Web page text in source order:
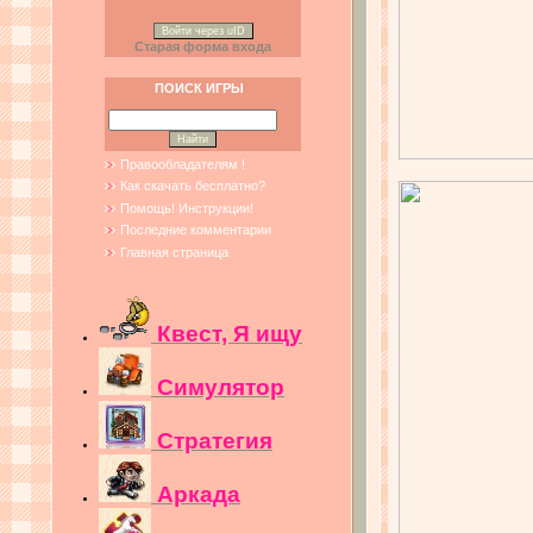
Войти через uID
Старая форма входа
ПОИСК ИГРЫ
Правообладателям !
Как скачать бесплатно?
Помощь! Инструкции!
Последние комментарии
Главная страница
Квест, Я ищу
Симулятор
Стратегия
Аркада